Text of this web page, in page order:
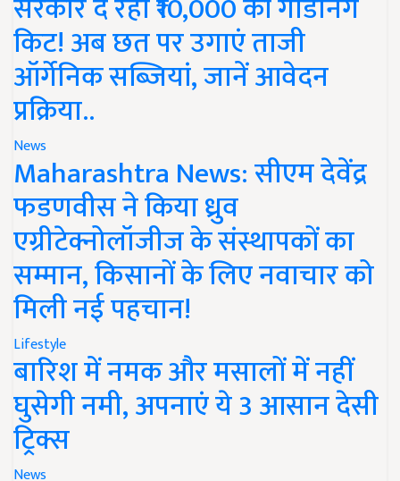
सरकार दे रही ₹10,000 की गार्डनिंग
किट! अब छत पर उगाएं ताजी
ऑर्गेनिक सब्जियां, जानें आवेदन
प्रक्रिया..
News
Maharashtra News: सीएम देवेंद्र
फडणवीस ने किया ध्रुव
एग्रीटेक्नोलॉजीज के संस्थापकों का
सम्मान, किसानों के लिए नवाचार को
मिली नई पहचान!
Lifestyle
बारिश में नमक और मसालों में नहीं
घुसेगी नमी, अपनाएं ये 3 आसान देसी
ट्रिक्स
News